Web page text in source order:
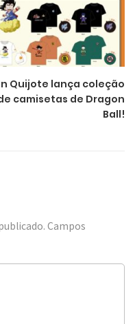
Quijote lança coleção
camisetas de Dragon
Ball!
Campos